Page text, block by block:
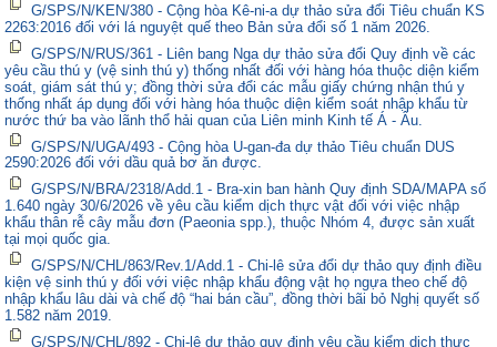
G/SPS/N/KEN/380 - Cộng hòa Kê-ni-a dự thảo sửa đổi Tiêu chuẩn KS
2263:2016 đối với lá nguyệt quế theo Bản sửa đổi số 1 năm 2026.
G/SPS/N/RUS/361 - Liên bang Nga dự thảo sửa đổi Quy định về các
yêu cầu thú y (vệ sinh thú y) thống nhất đối với hàng hóa thuộc diện kiểm
soát, giám sát thú y; đồng thời sửa đổi các mẫu giấy chứng nhận thú y
thống nhất áp dụng đối với hàng hóa thuộc diện kiểm soát nhập khẩu từ
nước thứ ba vào lãnh thổ hải quan của Liên minh Kinh tế Á - Âu.
G/SPS/N/UGA/493 - Cộng hòa U-gan-đa dự thảo Tiêu chuẩn DUS
2590:2026 đối với dầu quả bơ ăn được.
G/SPS/N/BRA/2318/Add.1 - Bra-xin ban hành Quy định SDA/MAPA số
1.640 ngày 30/6/2026 về yêu cầu kiểm dịch thực vật đối với việc nhập
khẩu thân rễ cây mẫu đơn (Paeonia spp.), thuộc Nhóm 4, được sản xuất
tại mọi quốc gia.
G/SPS/N/CHL/863/Rev.1/Add.1 - Chi-lê sửa đổi dự thảo quy định điều
kiện vệ sinh thú y đối với việc nhập khẩu động vật họ ngựa theo chế độ
nhập khẩu lâu dài và chế độ “hai bán cầu”, đồng thời bãi bỏ Nghị quyết số
1.582 năm 2019.
G/SPS/N/CHL/892 - Chi-lê dự thảo quy định yêu cầu kiểm dịch thực